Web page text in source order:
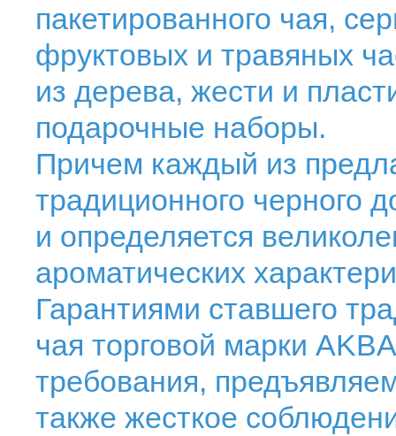
пакетированного чая,
фруктовых и травяных
из дерева, жести и
подарочные наборы.
Причем каждый из
традиционного черного
и определяется
ароматических
Гарантиями ставшего
чая торговой марки
требования,
также жесткое